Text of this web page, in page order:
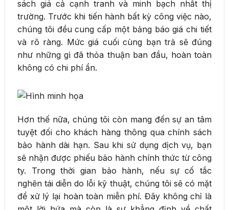
sách giá cả cạnh tranh và minh bạch nhất thị
trường. Trước khi tiến hành bất kỳ công việc nào,
chúng tôi đều cung cấp một bảng báo giá chi tiết
và rõ ràng. Mức giá cuối cùng bạn trả sẽ đúng
như những gì đã thỏa thuận ban đầu, hoàn toàn
không có chi phí ẩn.
Hơn thế nữa, chúng tôi còn mang đến sự an tâm
tuyệt đối cho khách hàng thông qua chính sách
bảo hành dài hạn. Sau khi sử dụng dịch vụ, bạn
sẽ nhận được phiếu bảo hành chính thức từ công
ty. Trong thời gian bảo hành, nếu sự cố tắc
nghẽn tái diễn do lỗi kỹ thuật, chúng tôi sẽ có mặt
để xử lý lại hoàn toàn miễn phí. Đây không chỉ là